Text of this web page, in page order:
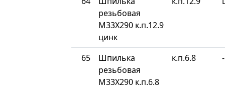
резьбовая
М33Х290 к.п.12.9
цинк
65
Шпилька
резьбовая
М33Х290 к.п.6.8
к.п.6.8 -